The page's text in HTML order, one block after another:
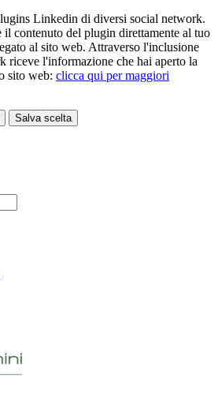
Linkedin di diversi social network.
contenuto del plugin direttamente al tuo
al sito web. Attraverso l'inclusione
riceve l'informazione che hai aperto la
sito web: clicca qui per maggiori
Salva scelta